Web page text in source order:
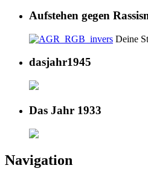
Aufstehen gegen
Deine
dasjahr1945
Das Jahr 1933
Navigation